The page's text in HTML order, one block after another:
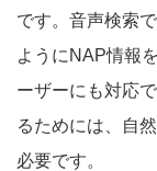
です。音声検索
ようにNAP情報
ーザーにも対応
るためには、自
必要です。